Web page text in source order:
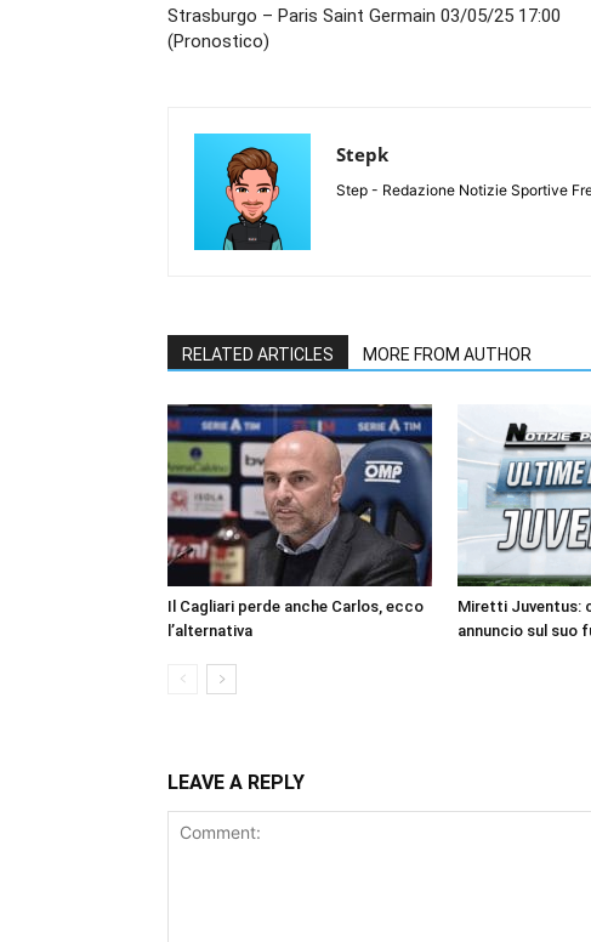
Strasburgo – Paris Saint Germain 03/05/25 17:00
(Pronostico)
Stepk
Step - Redazione Notizie Sportive
RELATED ARTICLES MORE FROM AUTHOR
Il Cagliari perde anche Carlos, ecco
l’alternativa
Miretti Juventus:
annuncio sul suo
LEAVE A REPLY